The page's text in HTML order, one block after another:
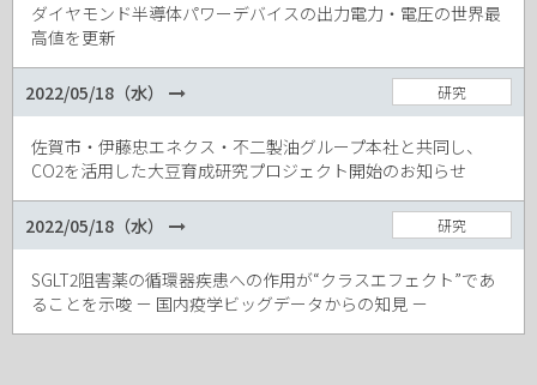
ダイヤモンド半導体パワーデバイスの出力電力・電圧の世界最
高値を更新
2022/05/18（水）
佐賀市・伊藤忠エネクス・不二製油グループ本社と共同し、
CO2を活用した大豆育成研究プロジェクト開始のお知らせ
研究
2022/05/18（水）
SGLT2阻害薬の循環器疾患への作用が“クラスエフェクト”であ
ることを示唆 － 国内疫学ビッグデータからの知見 －
研究